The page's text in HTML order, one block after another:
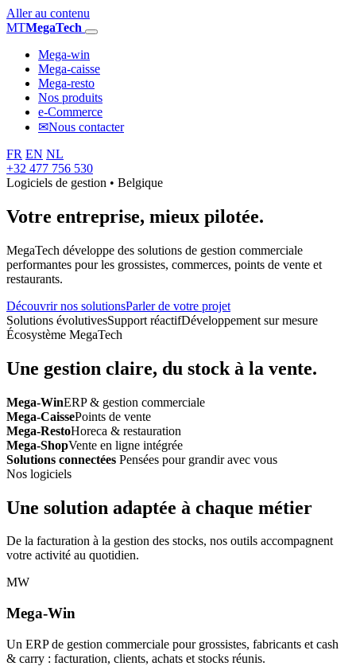
Aller au contenu
MTMegaTech
Mega-win
Mega-caisse
Mega-resto
Nos produits
e-Commerce
✉Nous contacter
FR EN NL
+32 477 756 530
Logiciels de gestion • Belgique
Votre entreprise, mieux pilotée.
MegaTech développe des solutions de gestion commerciale
performantes pour les grossistes, commerces, points de vente et
restaurants.
Découvrir nos solutionsParler de votre projet
Solutions évolutivesSupport réactifDéveloppement sur mesure
Écosystème MegaTech
Une gestion claire, du stock à la vente.
Mega-WinERP & gestion commerciale
Mega-CaissePoints de vente
Mega-RestoHoreca & restauration
Mega-ShopVente en ligne intégrée
Solutions connectées Pensées pour grandir avec vous
Nos logiciels
Une solution adaptée à chaque métier
De la facturation à la gestion des stocks, nos outils accompagnent
votre activité au quotidien.
MW
Mega-Win
Un ERP de gestion commerciale pour grossistes, fabricants et cash
& carry : facturation, clients, achats et stocks réunis.